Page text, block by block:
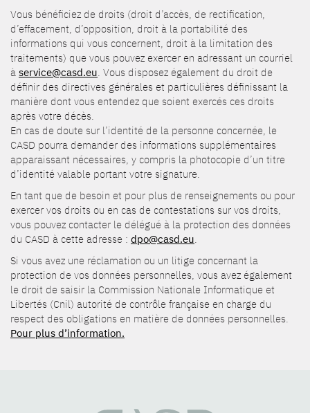
Vous bénéficiez de droits (droit d’accès, de rectification,
d’effacement, d’opposition, droit à la portabilité des
informations qui vous concernent, droit à la limitation des
traitements) que vous pouvez exercer en adressant un courriel
à service@casd.eu. Vous disposez également du droit de
définir des directives générales et particulières définissant la
manière dont vous entendez que soient exercés ces droits
après votre décès.
En cas de doute sur l’identité de la personne concernée, le
CASD pourra demander des informations supplémentaires
apparaissant nécessaires, y compris la photocopie d’un titre
d’identité valable portant votre signature.
En tant que de besoin et pour plus de renseignements ou pour
exercer vos droits ou en cas de contestations sur vos droits,
vous pouvez contacter le délégué à la protection des données
du CASD à cette adresse : dpo@casd.eu.
Si vous avez une réclamation ou un litige concernant la
protection de vos données personnelles, vous avez également
le droit de saisir la Commission Nationale Informatique et
Libertés (Cnil) autorité de contrôle française en charge du
respect des obligations en matière de données personnelles.
Pour plus d’information.